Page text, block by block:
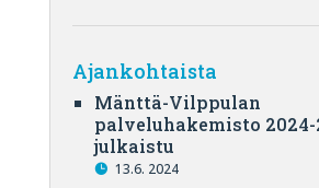
Ajankohtaista
Mänttä-Vilppulan
palveluhakemisto 2024-
julkaistu
13.6. 2024